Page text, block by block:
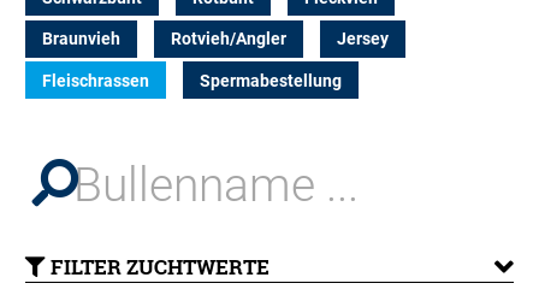
Braunvieh Rotvieh/Angler Jersey
Fleischrassen Spermabestellung
FILTER ZUCHTWERTE